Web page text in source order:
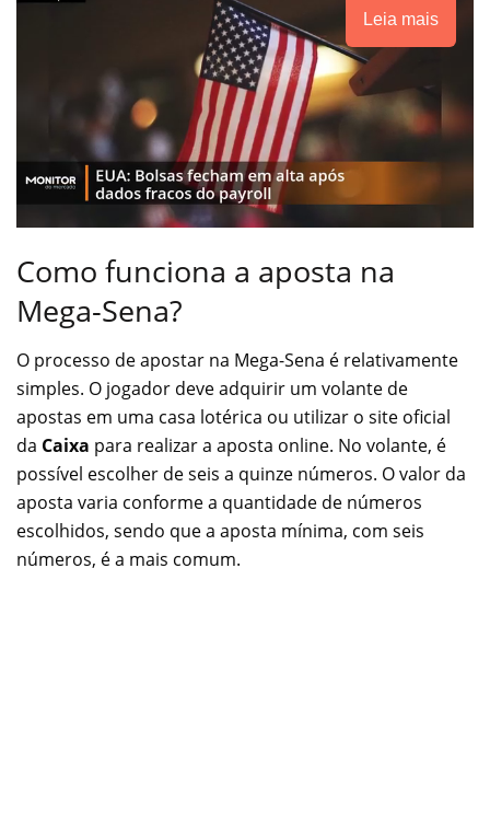
Leia mais
Como funciona a aposta na
Mega-Sena?
O processo de apostar na Mega-Sena é relativamente
simples. O jogador deve adquirir um volante de
apostas em uma casa lotérica ou utilizar o site oficial
da Caixa para realizar a aposta online. No volante, é
possível escolher de seis a quinze números. O valor da
aposta varia conforme a quantidade de números
escolhidos, sendo que a aposta mínima, com seis
números, é a mais comum.